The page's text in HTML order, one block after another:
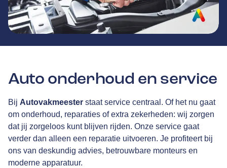
Auto onderhoud en service
Bij Autovakmeester staat service centraal. Of het nu gaat
om onderhoud, reparaties of extra zekerheden: wij zorgen
dat jij zorgeloos kunt blijven rijden. Onze service gaat
verder dan alleen een reparatie uitvoeren. Je profiteert bij
ons van deskundig advies, betrouwbare monteurs en
moderne apparatuur.